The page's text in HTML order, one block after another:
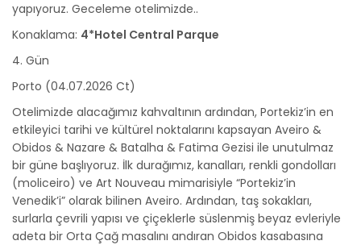
yapıyoruz. Geceleme otelimizde..
Konaklama: 4*Hotel Central Parque
4. Gün
Porto (04.07.2026 Ct)
Otelimizde alacağımız kahvaltının ardından, Portekiz’in en
etkileyici tarihi ve kültürel noktalarını kapsayan Aveiro &
Obidos & Nazare & Batalha & Fatima Gezisi ile unutulmaz
bir güne başlıyoruz. İlk durağımız, kanalları, renkli gondolları
(moliceiro) ve Art Nouveau mimarisiyle “Portekiz’in
Venedik’i” olarak bilinen Aveiro. Ardından, taş sokakları,
surlarla çevrili yapısı ve çiçeklerle süslenmiş beyaz evleriyle
adeta bir Orta Çağ masalını andıran Obidos kasabasına